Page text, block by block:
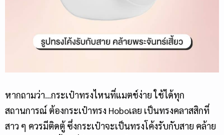
หากถามว่า…กระเป๋าทรงไหนที่แมตช์ง่าย ใช้ได้ทุก
สถานการณ์ ต้องกระเป๋าทรง Hoboเลย เป็นทรงคลาสสิกที่
สาว ๆ ควรมีติดตู้ ซึ่งกระเป๋าจะเป็นทรงโค้งรับกับสาย คล้าย